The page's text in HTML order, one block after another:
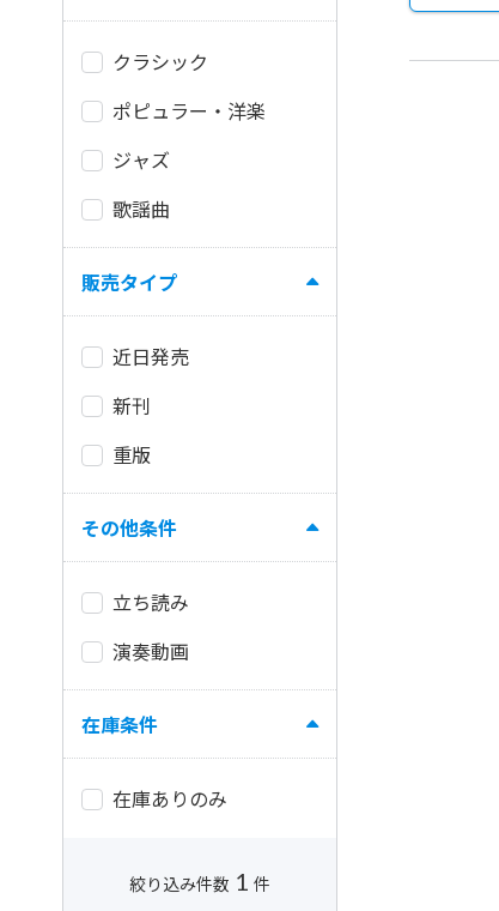
クラシック
ポピュラー・洋楽
ジャズ
歌謡曲
販売タイプ
近日発売
新刊
重版
その他条件
立ち読み
演奏動画
在庫条件
在庫ありのみ
絞り込み件数 1 件